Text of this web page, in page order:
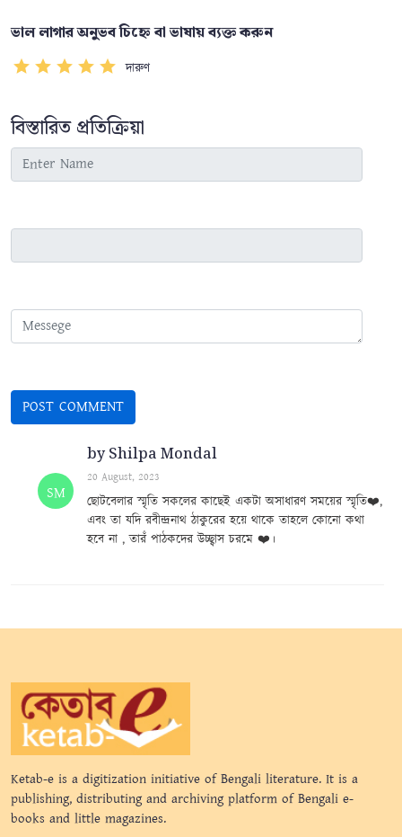
ভাল লাগার অনুভব চিহ্নে বা ভাষায় ব্যক্ত করুন
দারুণ
বিস্তারিত প্রতিক্রিয়া
SM
by Shilpa Mondal
20 August, 2023
ছোটবেলার স্মৃতি সকলের কাছেই একটা অসাধারণ সময়ের স্মৃতি❤️,
এবং তা যদি রবীন্দ্রনাথ ঠাকুরের হয়ে থাকে তাহলে কোনো কথা
হবে না , তারঁ পাঠকদের উচ্ছ্বাস চরমে ❤️।
Ketab-e is a digitization initiative of Bengali literature. It is a
publishing, distributing and archiving platform of Bengali e-
books and little magazines.